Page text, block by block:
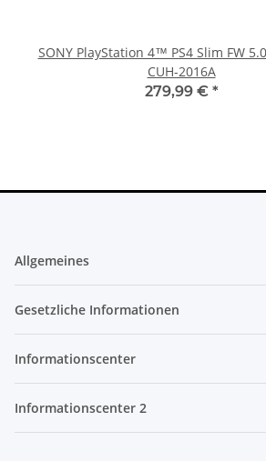
SONY PlayStation 4™ PS4 Slim FW
CUH-2016A
279,99 € *
Allgemeines
Gesetzliche Informationen
Informationscenter
Informationscenter 2